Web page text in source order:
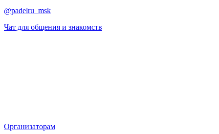
@padelru_msk
Чат для общения и знакомств
Организаторам